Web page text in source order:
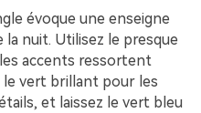
évoque une enseigne
nuit. Utilisez le presque
accents ressortent
le vert brillant pour les
et laissez le vert bleu